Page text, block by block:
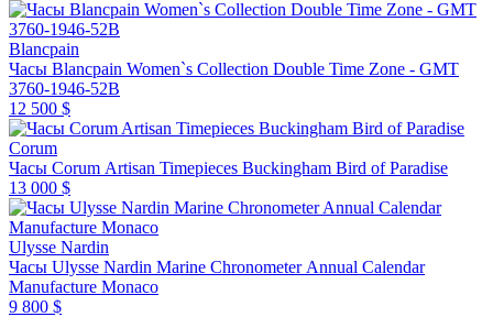
Blancpain
Часы Blancpain Women`s Collection Double Time Zone - GMT
3760-1946-52B
12 500 $
Corum
Часы Corum Artisan Timepieces Buckingham Bird of Paradise
13 000 $
Ulysse Nardin
Часы Ulysse Nardin Marine Chronometer Annual Calendar
Manufacture Monaco
9 800 $